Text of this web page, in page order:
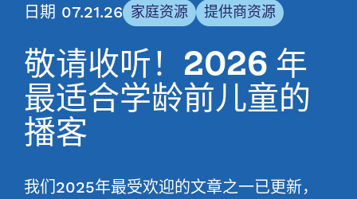
日期 07.21.26 家庭资源 提供商资源
敬请收听！2026 年
最适合学龄前儿童的
播客
我们2025年最受欢迎的文章之一已更新，